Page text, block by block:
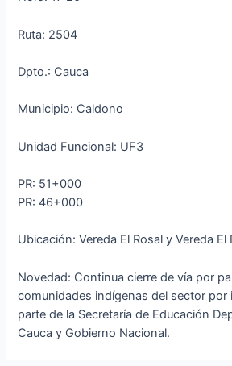
Ruta: 2504
Dpto.: Cauca
Municipio: Caldono
Unidad Funcional: UF3
PR: 51+000
PR: 46+000
Ubicación: Vereda El Rosal y Vereda El
Novedad: Continua cierre de vía por
comunidades indígenas del sector
parte de la Secretaría de Educación
Cauca y Gobierno Nacional.